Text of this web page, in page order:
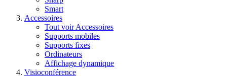
Smart
Accessoires
Tout voir Accessoires
Supports mobiles
Supports fixes
Ordinateurs
Affichage dynamique
Visioconférence